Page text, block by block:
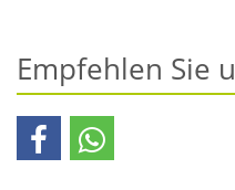
Empfehlen Sie